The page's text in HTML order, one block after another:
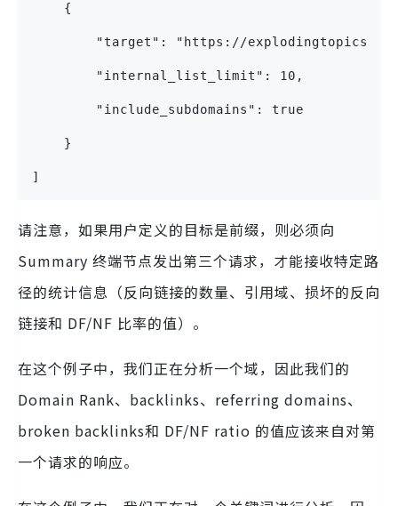
    {
"target": "https://
        "internal_list_limit": 10,
        "include_subdomains": true
    }
]
请注意，如果用户定义的目标是前缀，则必须向
Summary 终端节点发出第三个请求，才能接收特定路
径的统计信息（反向链接的数量、引用域、损坏的反向
链接和 DF/NF 比率的值）。
在这个例子中，我们正在分析一个域，因此我们的
Domain Rank、backlinks、referring domains、
broken backlinks和 DF/NF ratio 的值应该来自对第
一个请求的响应。